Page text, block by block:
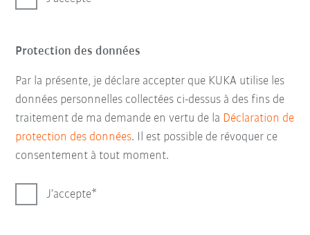
Protection des données
Par la présente, je déclare accepter que KUKA utilise les
données personnelles collectées ci-dessus à des fins de
traitement de ma demande en vertu de la Déclaration de
protection des données. Il est possible de révoquer ce
consentement à tout moment.
J’accepte